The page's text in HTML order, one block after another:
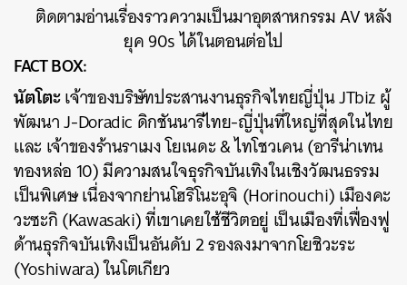
ติดตามอ่านเรื่องราวความเป็นมาอุตสาหกรรม AV หลัง
ยุค 90s ได้ในตอนต่อไป
FACT BOX:
นัตโตะเจ้าของบริษัทประสานงานธุรกิจไทยญี่ปุ่น JTbiz ผู้
พัฒนา J-Doradic ดิกชันนารีไทย-ญี่ปุ่นที่ใหญ่ที่สุดในไทย
และ เจ้าของร้านราเมง โยเนดะ & ไทโชวเคน (อารีน่าเทน
ทองหล่อ 10) มีความสนใจธุรกิจบันเทิงในเชิงวัฒนธรรม
เป็นพิเศษ เนื่องจากย่านโฮริโนะอุจิ (Horinouchi) เมืองคะ
วะซะกิ (Kawasaki) ที่เขาเคยใช้ชีวิตอยู่ เป็นเมืองที่เฟื่องฟู
ด้านธุรกิจบันเทิงเป็นอันดับ 2 รองลงมาจากโยชิวะระ
(Yoshiwara) ในโตเกียว​